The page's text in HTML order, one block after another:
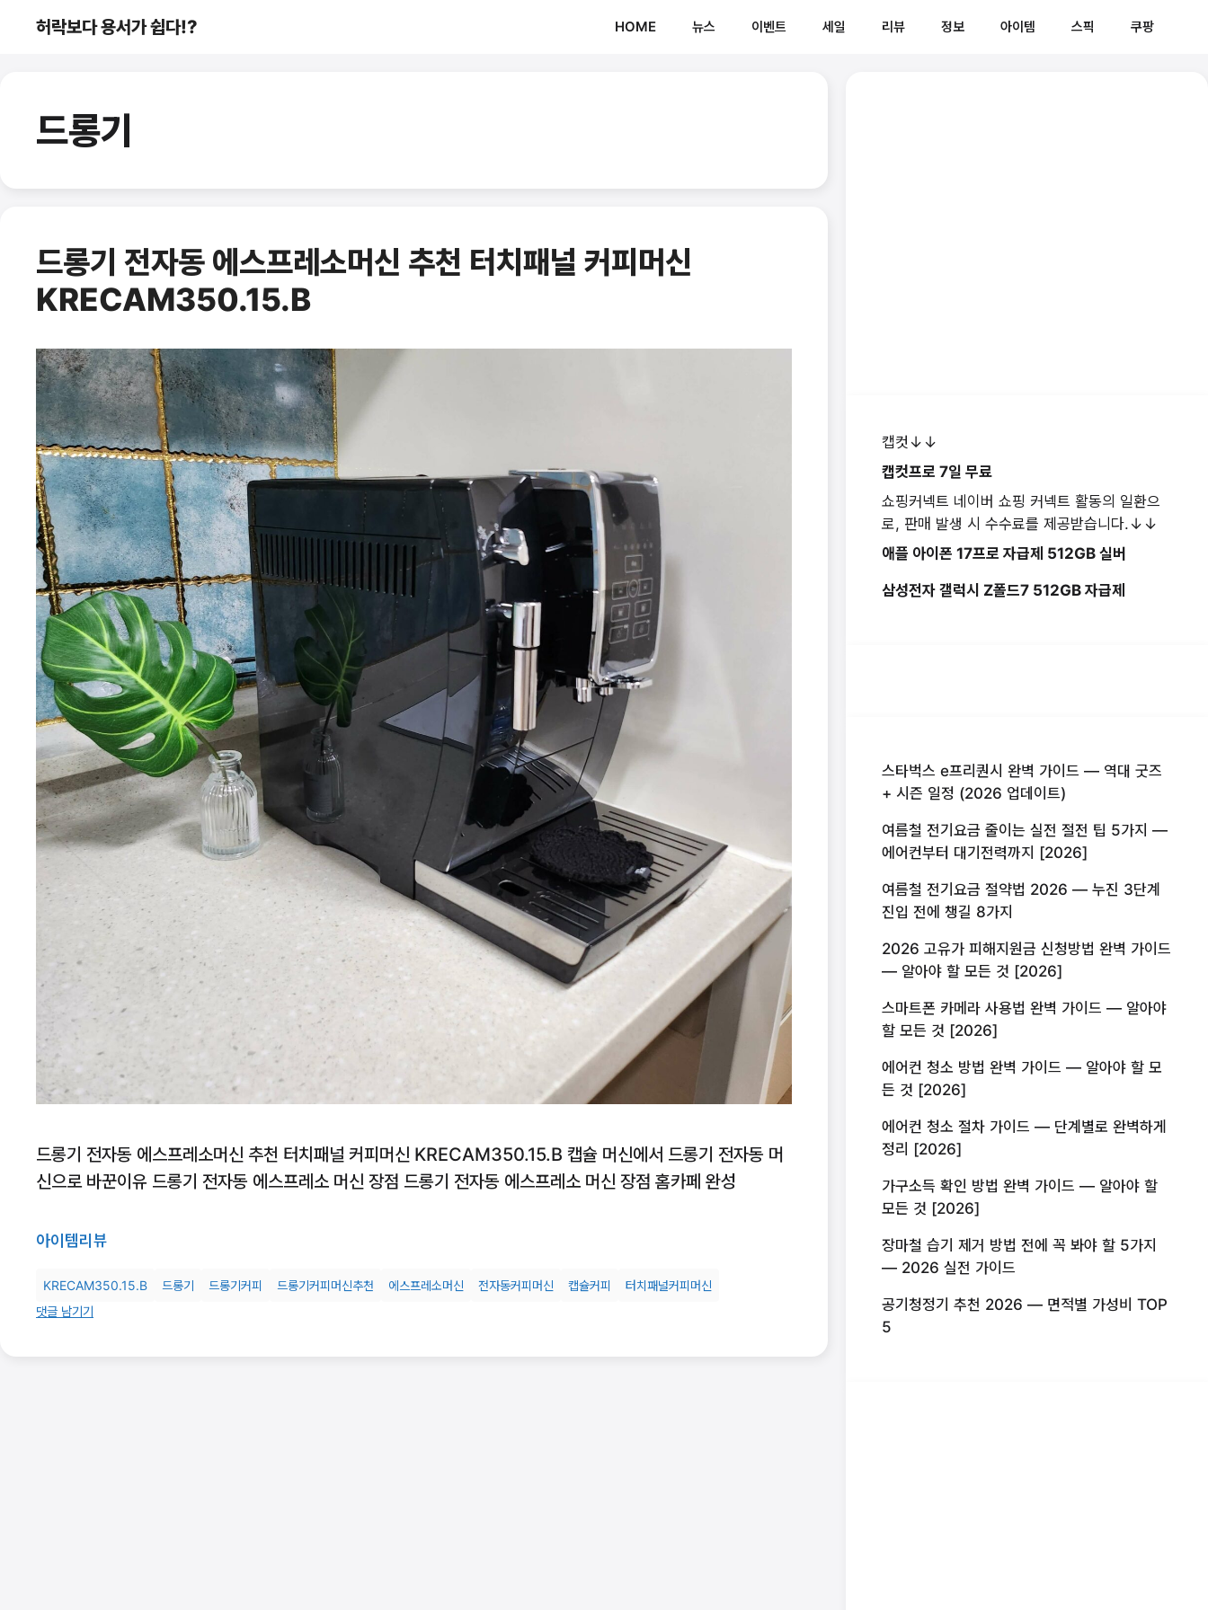
허락보다 용서가 쉽다!? HOME 뉴스 이벤트 세일 리뷰 정보 아이템 스픽 쿠팡
드롱기
드롱기 전자동 에스프레소머신 추천 터치패널 커피머신
KRECAM350.15.B
드롱기 전자동 에스프레소머신 추천 터치패널 커피머신 KRECAM350.15.B 캡슐 머신에서 드롱기 전자동 머
신으로 바꾼이유 드롱기 전자동 에스프레소 머신 장점 드롱기 전자동 에스프레소 머신 장점 홈카페 완성
아이템리뷰
KRECAM350.15.B 드롱기 드롱기커피 드롱기커피머신추천 에스프레소머신 전자동커피머신 캡슐커피
터치패널커피머신
댓글 남기기
캡컷↓↓
캡컷프로 7일 무료
쇼핑커넥트 네이버 쇼핑 커넥트 활동의 일환으
로, 판매 발생 시 수수료를 제공받습니다.↓↓
애플 아이폰 17프로 자급제 512GB 실버
삼성전자 갤럭시 Z폴드7 512GB 자급제
스타벅스 e프리퀀시 완벽 가이드 — 역대 굿즈
+ 시즌 일정 (2026 업데이트)
여름철 전기요금 줄이는 실전 절전 팁 5가지 —
에어컨부터 대기전력까지 [2026]
여름철 전기요금 절약법 2026 — 누진 3단계
진입 전에 챙길 8가지
2026 고유가 피해지원금 신청방법 완벽 가이드
— 알아야 할 모든 것 [2026]
스마트폰 카메라 사용법 완벽 가이드 — 알아야
할 모든 것 [2026]
에어컨 청소 방법 완벽 가이드 — 알아야 할 모
든 것 [2026]
에어컨 청소 절차 가이드 — 단계별로 완벽하게
정리 [2026]
가구소득 확인 방법 완벽 가이드 — 알아야 할
모든 것 [2026]
장마철 습기 제거 방법 전에 꼭 봐야 할 5가지
— 2026 실전 가이드
공기청정기 추천 2026 — 면적별 가성비 TOP
5